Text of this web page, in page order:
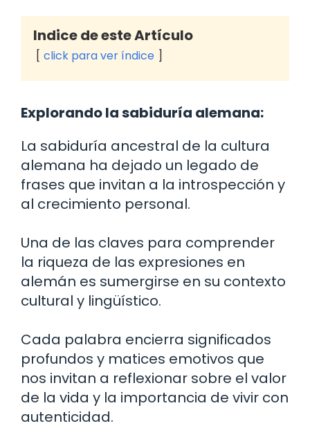
Indice de este Artículo
click para ver índice
Explorando la sabiduría alemana:
La sabiduría ancestral de la cultura
alemana ha dejado un legado de
frases que invitan a la introspección y
al crecimiento personal.
Una de las claves para comprender
la riqueza de las expresiones en
alemán es sumergirse en su contexto
cultural y lingüístico.
Cada palabra encierra significados
profundos y matices emotivos que
nos invitan a reflexionar sobre el valor
de la vida y la importancia de vivir con
autenticidad.